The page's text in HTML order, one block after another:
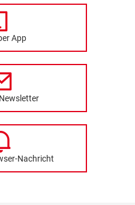
App
Nachricht